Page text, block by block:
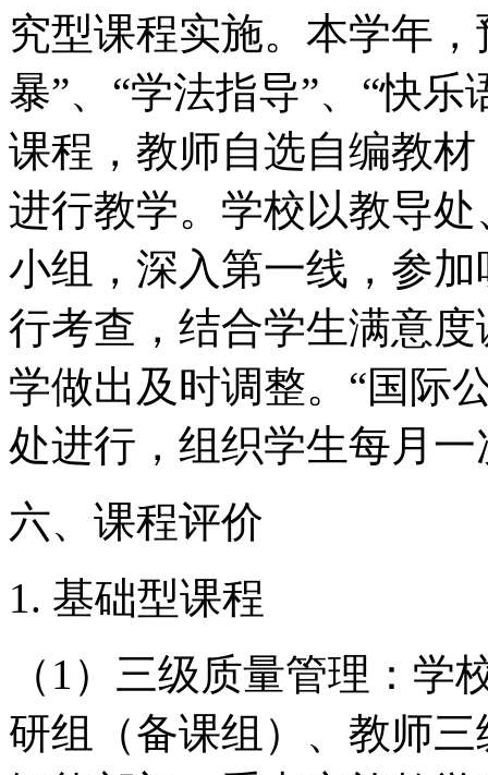
究型课程实施。本学年
暴”、“学法指导”、“快
课程，教师自选自编教
进行教学。学校以教导
小组，深入第一线，参
行考查，结合学生满意
学做出及时调整。“国际
处进行，组织学生每月
六、课程评价
1. 基础型课程
（1）三级质量管理：
研组（备课组）、教师